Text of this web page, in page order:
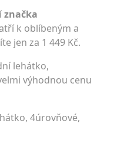
značka
k oblíbeným a
jen za 1 449 Kč.
lehátko,
výhodnou cenu
4úrovňové,